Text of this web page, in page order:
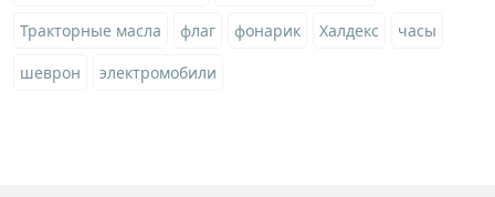
Тракторные масла
флаг фонарик Халдекс
часы
шеврон
электромобили